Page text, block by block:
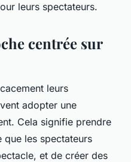
leurs spectateurs.
centrée sur
leurs
adopter une
Cela signifie prendre
les spectateurs
et de créer des